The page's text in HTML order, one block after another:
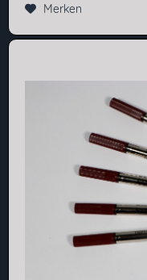
Merken